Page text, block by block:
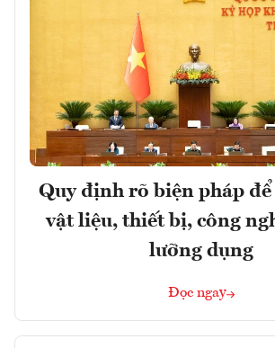
Quy định rõ biện pháp
vật liệu, thiết bị, công
lưỡng dụng
Đọc ngay